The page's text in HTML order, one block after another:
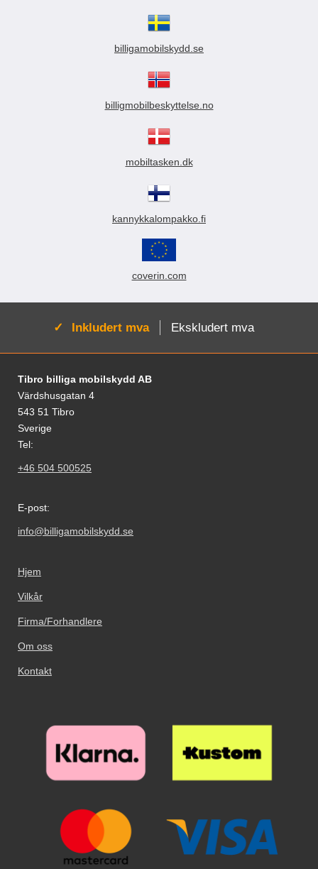
billigamobilskydd.se
billigmobilbeskyttelse.no
mobiltasken.dk
kannykkalompakko.fi
coverin.com
Aktiv:
Inkludert mva Ekskludert mva
Footer-innhold Blandet informasjon og
Tibro billiga mobilskydd AB
Värdshusgatan 4
543 51 Tibro
Sverige
Tel:
+46 504 500525
E-post:
info@billigamobilskydd.se
Hjem
Vilkår
Firma/Forhandlere
Om oss
Kontakt